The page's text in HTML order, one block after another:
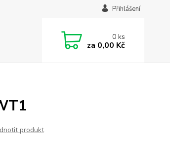
Přihlášení
0ks
za 0,00 Kč
produkt